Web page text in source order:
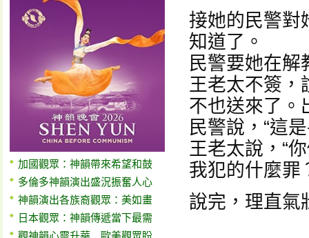
加國觀眾：神韻帶來希望和鼓
多倫多神韻演出盛況振奮人心
神韻演出各族裔觀眾：美如畫
日本觀眾：神韻傳遞當下最需
觀神韻心靈升華 歐美觀眾盼
接她的民警對
知道了。
民警要她在解
王老太不簽，
不也送來了。
民警說，“這
王老太說，“
我犯的什麼罪
說完，理直氣